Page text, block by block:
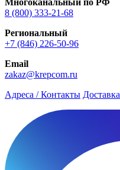
Многоканальный по РФ
8 (800) 333‑21-68
Региональный
+7 (846) 226-50-96
Email
zakaz@krepcom.ru
Адреса / Контакты Доставка